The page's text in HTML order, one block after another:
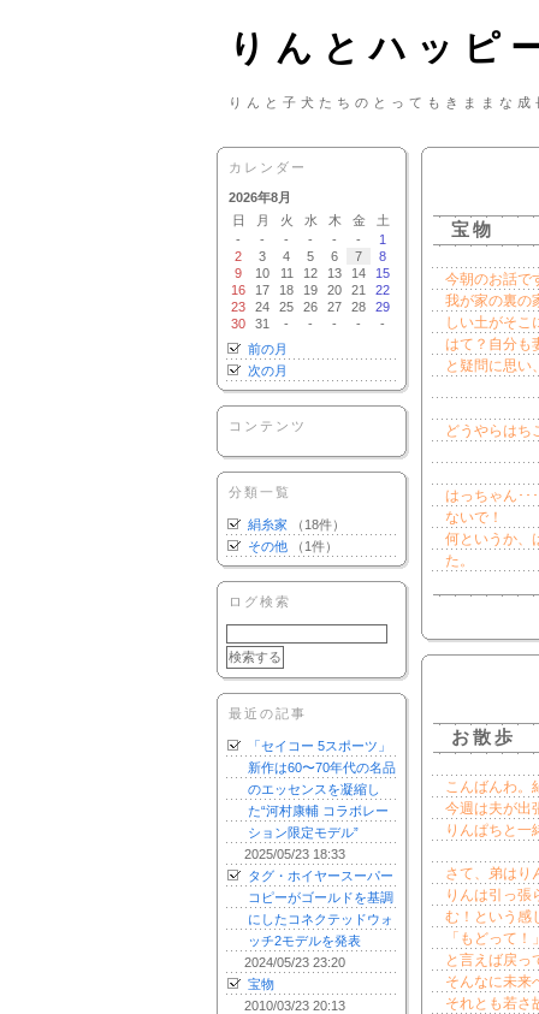
りんとハッピ
りんと子犬たちのとってもきままな
カレンダー
2026年8月
日
月 火 水 木 金
土
-
- - - - -
1
2
3 4 5 6 7
8
9
10 11 12 13 14
15
16
17 18 19 20 21
22
23
24 25 26 27 28
29
30
31 - - - -
-
前の月
次の月
コンテンツ
分類一覧
絹糸家 （18件）
その他 （1件）
ログ検索
最近の記事
「セイコー 5スポーツ」
新作は60〜70年代の名品
のエッセンスを凝縮し
た“河村康輔 コラボレー
ション限定モデル”
2025/05/23 18:33
タグ・ホイヤースーパー
コピーがゴールドを基調
にしたコネクテッドウォ
ッチ2モデルを発表
2024/05/23 23:20
宝物
2010/03/23 20:13
宝物
今朝のお話で
我が家の裏の
しい土がそこ
はて？自分も
と疑問に思い
どうやらはち
はっちゃん･･
ないで！
何というか、
た。
お散歩
こんばんわ。
今週は夫が出
りんぱちと一
さて、弟はり
りんは引っ張
む！という感
「もどって！
と言えば戻っ
そんなに未来
それとも若さ